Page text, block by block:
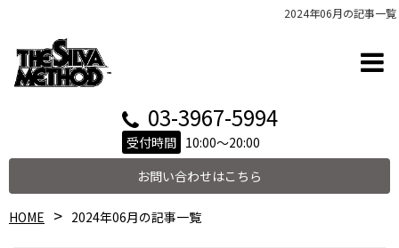
2024年06月の記事一覧
03-3967-5994
受付時間 10:00～20:00
お問い合わせはこちら
HOME 2024年06月の記事一覧